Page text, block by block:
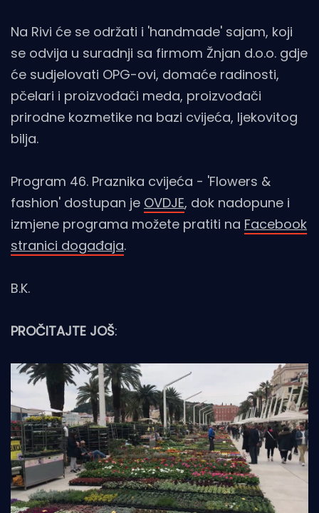
Na Rivi će se održati i 'handmade' sajam, koji
se odvija u suradnji sa firmom Žnjan d.o.o. gdje
će sudjelovati OPG-ovi, domaće radinosti,
pčelari i proizvođači meda, proizvođači
prirodne kozmetike na bazi cvijeća, ljekovitog
bilja.
Program 46. Praznika cvijeća - 'Flowers &
fashion' dostupan je OVDJE, dok nadopune i
izmjene programa možete pratiti na Facebook
stranici događaja.
B.K.
PROČITAJTE JOŠ: